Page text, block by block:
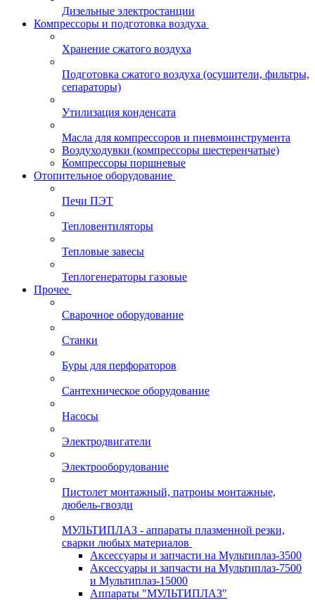
Дизельные электростанции
Компрессоры и подготовка воздуха
Хранение сжатого воздуха
Подготовка сжатого воздуха (осушители, фильтры,
сепараторы)
Утилизация конденсата
Масла для компрессоров и пневмоинструмента
Воздуходувки (компрессоры шестеренчатые)
Компрессоры поршневые
Отопительное оборудование
Печи ПЭТ
Тепловентиляторы
Тепловые завесы
Теплогенераторы газовые
Прочее
Сварочное оборудование
Станки
Буры для перфораторов
Сантехническое оборудование
Насосы
Электродвигатели
Электрооборудование
Пистолет монтажный, патроны монтажные,
дюбель-гвозди
МУЛЬТИПЛАЗ - аппараты плазменной резки,
сварки любых материалов
Аксессуары и запчасти на Мультиплаз-3500
Аксессуары и запчасти на Мультиплаз-7500
и Мультиплаз-15000
Аппараты "МУЛЬТИПЛАЗ"